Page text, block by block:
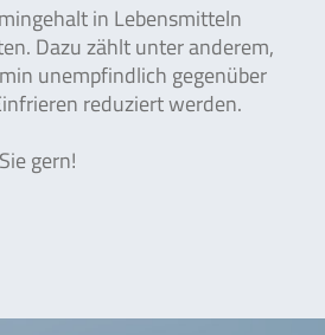
in Lebensmitteln
Dazu zählt unter anderem,
unempfindlich gegenüber
reduziert werden.
gern!